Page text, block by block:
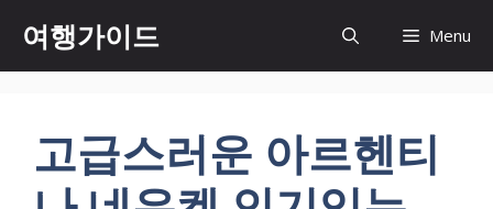
츠
여행가이드 Menu
고급스러운 아르헨티